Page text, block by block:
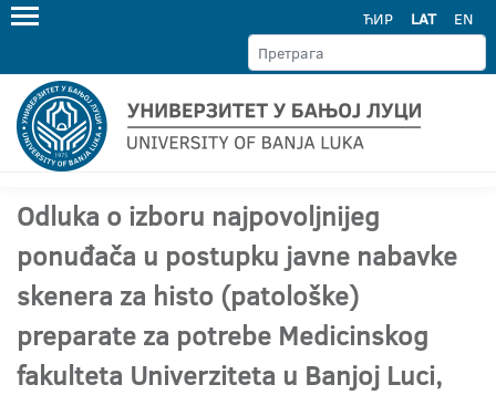
ЋИР LAT EN
Odluka o izboru najpovoljnijeg
ponuđača u postupku javne nabavke
skenera za histo (patološke)
preparate za potrebe Medicinskog
fakulteta Univerziteta u Banjoj Luci,